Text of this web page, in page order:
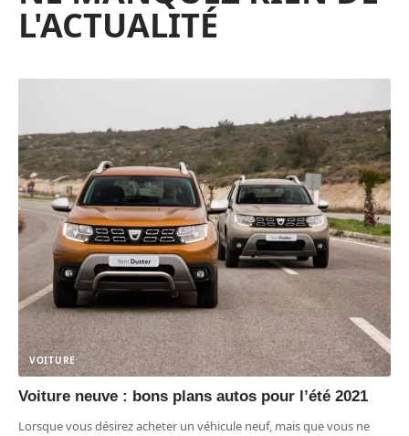
L'ACTUALITÉ
VOITURE
Voiture neuve : bons plans autos pour l’été 2021
Lorsque vous désirez acheter un véhicule neuf, mais que vous ne